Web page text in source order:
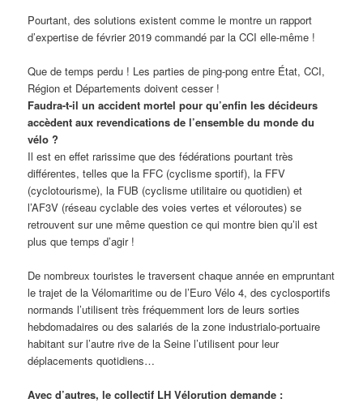
Pourtant, des solutions existent comme le montre un rapport
d’expertise de février 2019 commandé par la CCI elle-même !
Que de temps perdu ! Les parties de ping-pong entre État, CCI,
Région et Départements doivent cesser !
Faudra-t-il un accident mortel pour qu’enfin les décideurs
accèdent aux revendications de l’ensemble du monde du
vélo ?
Il est en effet rarissime que des fédérations pourtant très
différentes, telles que la FFC (cyclisme sportif), la FFV
(cyclotourisme), la FUB (cyclisme utilitaire ou quotidien) et
l’AF3V (réseau cyclable des voies vertes et véloroutes) se
retrouvent sur une même question ce qui montre bien qu’il est
plus que temps d’agir !
De nombreux touristes le traversent chaque année en empruntant
le trajet de la Vélomaritime ou de l’Euro Vélo 4, des cyclosportifs
normands l’utilisent très fréquemment lors de leurs sorties
hebdomadaires ou des salariés de la zone industrialo-portuaire
habitant sur l’autre rive de la Seine l’utilisent pour leur
déplacements quotidiens…
Avec d’autres, le collectif LH Vélorution demande :